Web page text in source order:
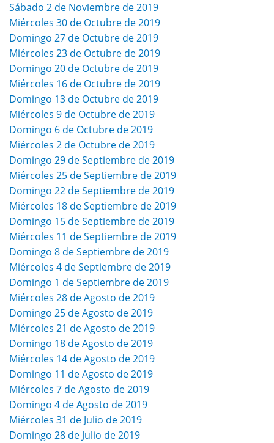
Sábado 2 de Noviembre de 2019
Miércoles 30 de Octubre de 2019
Domingo 27 de Octubre de 2019
Miércoles 23 de Octubre de 2019
Domingo 20 de Octubre de 2019
Miércoles 16 de Octubre de 2019
Domingo 13 de Octubre de 2019
Miércoles 9 de Octubre de 2019
Domingo 6 de Octubre de 2019
Miércoles 2 de Octubre de 2019
Domingo 29 de Septiembre de 2019
Miércoles 25 de Septiembre de 2019
Domingo 22 de Septiembre de 2019
Miércoles 18 de Septiembre de 2019
Domingo 15 de Septiembre de 2019
Miércoles 11 de Septiembre de 2019
Domingo 8 de Septiembre de 2019
Miércoles 4 de Septiembre de 2019
Domingo 1 de Septiembre de 2019
Miércoles 28 de Agosto de 2019
Domingo 25 de Agosto de 2019
Miércoles 21 de Agosto de 2019
Domingo 18 de Agosto de 2019
Miércoles 14 de Agosto de 2019
Domingo 11 de Agosto de 2019
Miércoles 7 de Agosto de 2019
Domingo 4 de Agosto de 2019
Miércoles 31 de Julio de 2019
Domingo 28 de Julio de 2019